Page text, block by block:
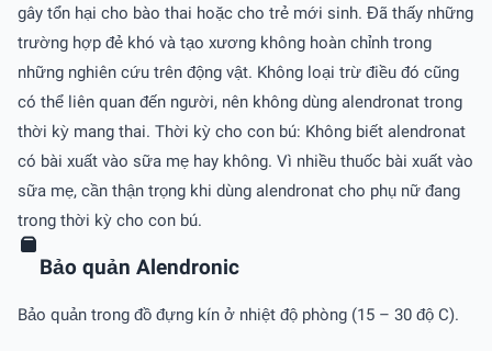
gây tổn hại cho bào thai hoặc cho trẻ mới sinh. Đã thấy những
trường hợp đẻ khó và tạo xương không hoàn chỉnh trong
những nghiên cứu trên động vật. Không loại trừ điều đó cũng
có thể liên quan đến người, nên không dùng alendronat trong
thời kỳ mang thai. Thời kỳ cho con bú: Không biết alendronat
có bài xuất vào sữa mẹ hay không. Vì nhiều thuốc bài xuất vào
sữa mẹ, cần thận trọng khi dùng alendronat cho phụ nữ đang
trong thời kỳ cho con bú.
Bảo quản Alendronic
Bảo quản trong đồ đựng kín ở nhiệt độ phòng (15 – 30 độ C).